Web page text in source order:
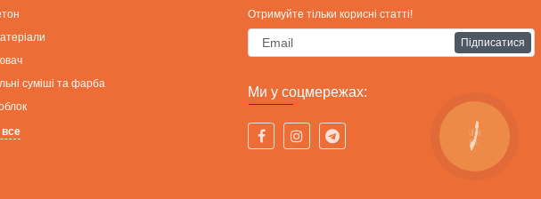
суміші та фарба
Отримуйте тільки корисні статті!
Підписатися
Ми у соцмережах:
КНОПКА
СВЯЗИ